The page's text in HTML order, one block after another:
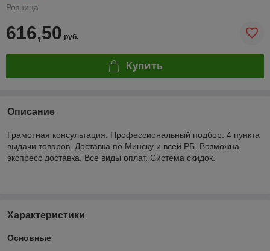
Розница
616,50 руб.
Купить
Описание
Грамотная консультация. Профессиональный подбор. 4 пункта
выдачи товаров. Доставка по Минску и всей РБ. Возможна
экспресс доставка. Все виды оплат. Система скидок.
Характеристики
Основные